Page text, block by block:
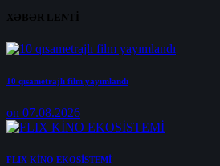
XƏBƏR LENTİ
10 qısametrajlı film yayımlandı
on 07.08.2026
FLIX KİNO EKOSİSTEMİ